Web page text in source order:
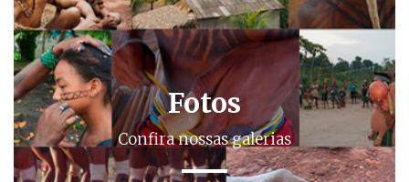
Fotos
Confira nossas galerias